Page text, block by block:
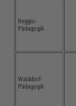
Reggio-
Pädagogik
Walddorf-
Pädagogik